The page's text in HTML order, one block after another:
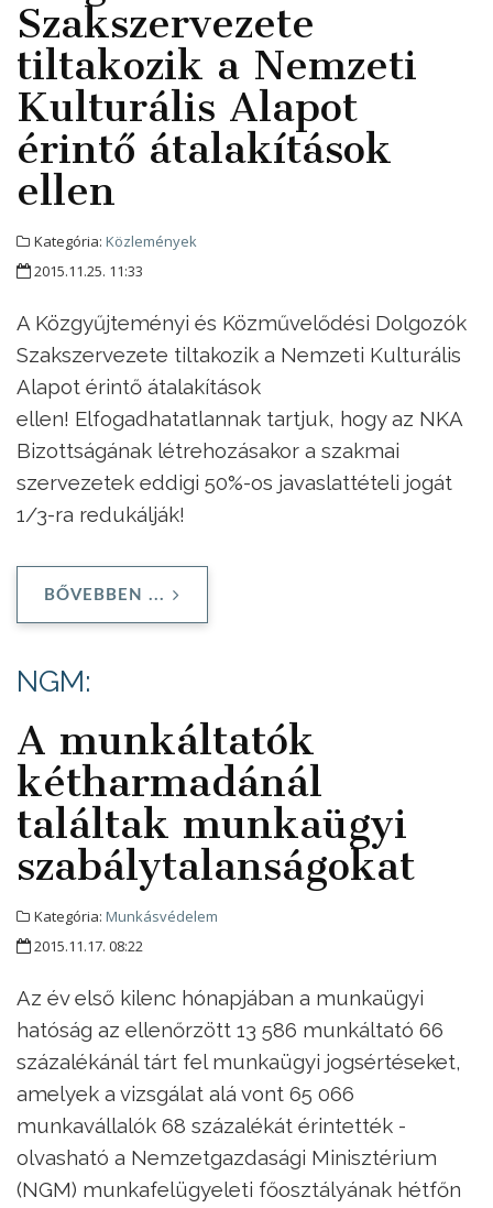
Szakszervezete
tiltakozik a Nemzeti
Kulturális Alapot
érintő átalakítások
ellen
Kategória: Közlemények
2015.11.25. 11:33
A Közgyűjteményi és Közművelődési Dolgozók
Szakszervezete tiltakozik a Nemzeti Kulturális
Alapot érintő átalakítások
ellen! Elfogadhatatlannak tartjuk, hogy az NKA
Bizottságának létrehozásakor a szakmai
szervezetek eddigi 50%-os javaslattételi jogát
1/3-ra redukálják!
BŐVEBBEN ...
NGM:
A munkáltatók
kétharmadánál
találtak munkaügyi
szabálytalanságokat
Kategória: Munkásvédelem
2015.11.17. 08:22
Az év első kilenc hónapjában a munkaügyi
hatóság az ellenőrzött 13 586 munkáltató 66
százalékánál tárt fel munkaügyi jogsértéseket,
amelyek a vizsgálat alá vont 65 066
munkavállalók 68 százalékát érintették -
olvasható a Nemzetgazdasági Minisztérium
(NGM) munkafelügyeleti főosztályának hétfőn